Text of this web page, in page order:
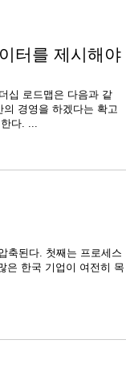
터를 제시해야
십 로드맵은 다음과 같
경영을 하겠다는 확고
한 신념을 가지고 경험이나 감에 의한 의사결정 방식을 버려야 한다. ...
축된다. 첫째는 프로세스
은 한국 기업이 여전히 목